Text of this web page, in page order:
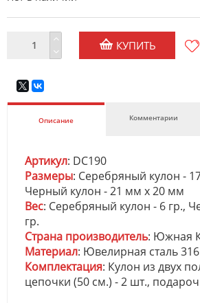
КУПИТЬ
Описание Комментарии
Артикул: DC190
Размеры: Серебряный кулон -
Черный кулон - 21 мм х 20 мм
Вес: Серебряный кулон - 6 гр.,
гр.
Страна производитель: Южная
Материал: Ювелирная сталь
Комплектация: Кулон из двух
цепочки (50 см.) - 2 шт.,